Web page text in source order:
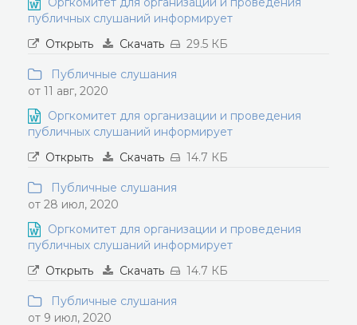
публичных слушаний информирует
Открыть
Скачать 29.5 КБ
Публичные слушания
от 11 авг, 2020
Оргкомитет для организации и проведения
публичных слушаний информирует
Открыть
Скачать 14.7 КБ
Публичные слушания
от 28 июл, 2020
Оргкомитет для организации и проведения
публичных слушаний информирует
Открыть
Скачать 14.7 КБ
Публичные слушания
от 9 июл, 2020